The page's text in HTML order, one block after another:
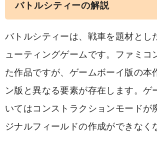
バトルシティーの解説
バトルシティーは、戦車を題材とし
ューティングゲームです。ファミコ
た作品ですが、ゲームボーイ版の本
ン版と異なる要素が存在します。ゲ
いてはコンストラクションモードが
ジナルフィールドの作成ができなく